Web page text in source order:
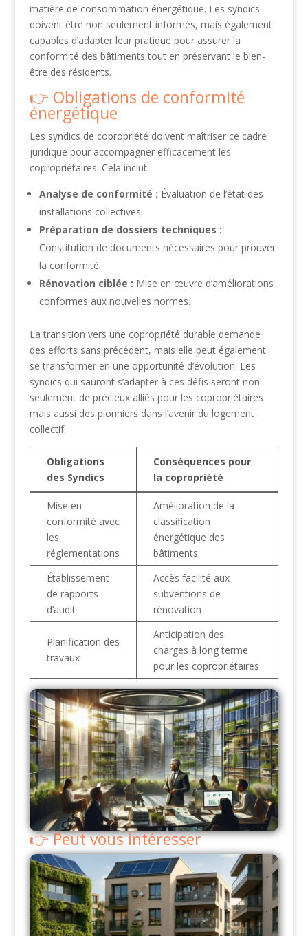
matière de consommation énergétique. Les syndics
doivent être non seulement informés, mais également
capables d’adapter leur pratique pour assurer la
conformité des bâtiments tout en préservant le bien-
être des résidents.
Obligations de conformité
énergétique
Les syndics de copropriété doivent maîtriser ce cadre
juridique pour accompagner efficacement les
copropriétaires. Cela inclut :
Analyse de conformité : Évaluation de l’état des
installations collectives.
Préparation de dossiers techniques :
Constitution de documents nécessaires pour prouver
la conformité.
Rénovation ciblée : Mise en œuvre d’améliorations
conformes aux nouvelles normes.
La transition vers une copropriété durable demande
des efforts sans précédent, mais elle peut également
se transformer en une opportunité d’évolution. Les
syndics qui sauront s’adapter à ces défis seront non
seulement de précieux alliés pour les copropriétaires
mais aussi des pionniers dans l’avenir du logement
collectif.
Obligations
des Syndics
Conséquences pour
la copropriété
Mise en
conformité avec
les
réglementations
Amélioration de la
classification
énergétique des
bâtiments
Établissement
de rapports
d’audit
Accès facilité aux
subventions de
rénovation
Planification des
travaux
Anticipation des
charges à long terme
pour les copropriétaires
Peut vous intéresser